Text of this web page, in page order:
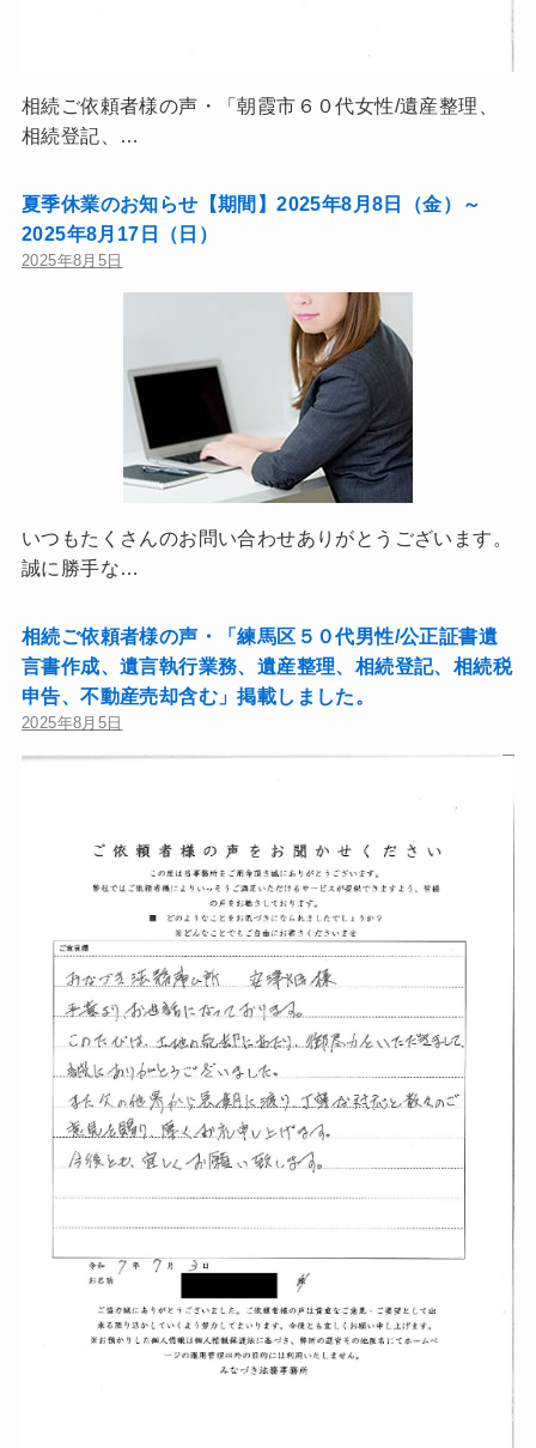
相続ご依頼者様の声・「朝霞市６０代女性/遺産整理、
相続登記、…
夏季休業のお知らせ【期間】2025年8月8日（金）～
2025年8月17日（日）
2025年8月5日
いつもたくさんのお問い合わせありがとうございます。
誠に勝手な…
相続ご依頼者様の声・「練馬区５０代男性/公正証書遺
言書作成、遺言執行業務、遺産整理、相続登記、相続税
申告、不動産売却含む」掲載しました。
2025年8月5日